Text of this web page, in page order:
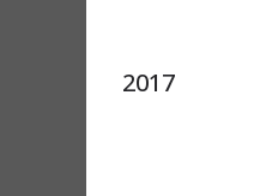
2017